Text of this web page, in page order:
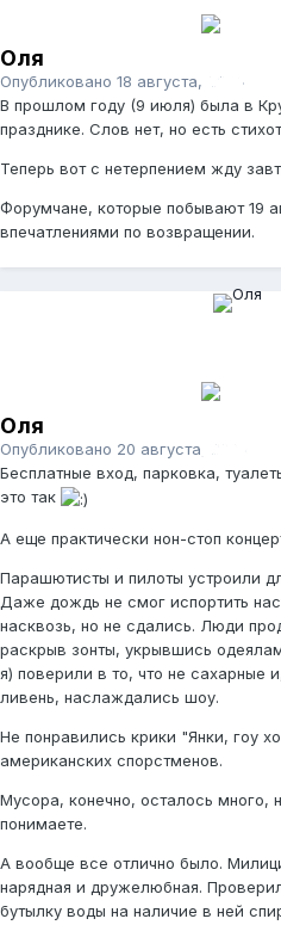
Оля
Опубликовано 18 августа, 2006
В прошлом году (9 июля) была в
празднике. Слов нет, но есть
Теперь вот с нетерпением жду
Форумчане, которые побывают 19
впечатлениями по возвращении.
Оля
Опубликовано 20 августа, 2006
Бесплатные вход, парковка,
это так
А еще практически нон-стоп
Парашютисты и пилоты устроили
Даже дождь не смог испортить
насквозь, но не сдались. Люди
раскрыв зонты, укрывшись
я) поверили в то, что не сахарные
ливень, наслаждались шоу.
Не понравились крики "Янки, гоу
американских спорстменов.
Мусора, конечно, осталось много,
понимаете.
А вообще все отлично было.
нарядная и дружелюбная.
бутылку воды на наличие в ней